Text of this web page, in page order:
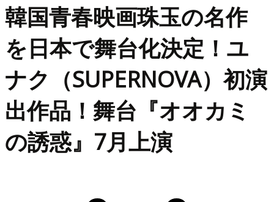
韓国青春映画珠玉の名作
を日本で舞台化決定！ユ
ナク（SUPERNOVA）初演
出作品！舞台『オオカミ
の誘惑』7月上演